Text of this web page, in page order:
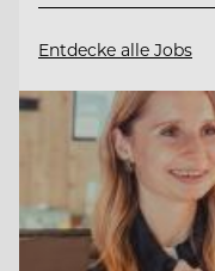
Entdecke alle Jobs